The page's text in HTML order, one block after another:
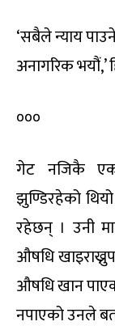
‘सबैले न्याय
अनागरिक भयौं,’
०००
गेट नजिकै एक
झुण्डिरहेको
रहेछन् । उनी
औषधि
औषधि खान
नपाएको उनले